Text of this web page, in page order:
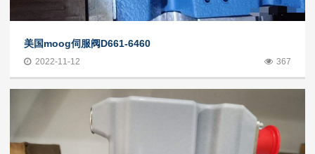
美国moog伺服阀D661-6460
2022-11-12 367